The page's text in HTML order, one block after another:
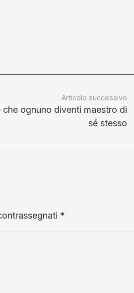
Articolo successivo
ognuno diventi maestro di
sé stesso
*